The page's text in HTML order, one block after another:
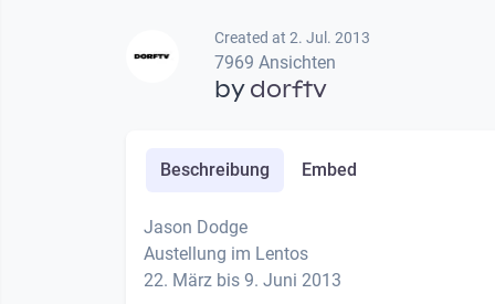
Created at 2. Jul. 2013
7969 Ansichten
bydorftv
Beschreibung Embed
Jason Dodge
Austellung im Lentos
22. März bis 9. Juni 2013